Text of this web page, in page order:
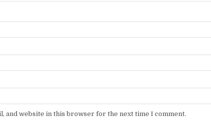
and website in this browser for the next time I comment.